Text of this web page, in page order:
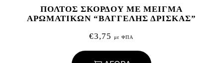
ΠΟΛΤΟΣ ΣΚΟΡΔΟΥ ΜΕ ΜΕΙΓΜΑ
ΑΡΩΜΑΤΙΚΩΝ “ΒΑΓΓΕΛΗΣ ΔΡΙΣΚΑΣ”
€3,75 με ΦΠΑ